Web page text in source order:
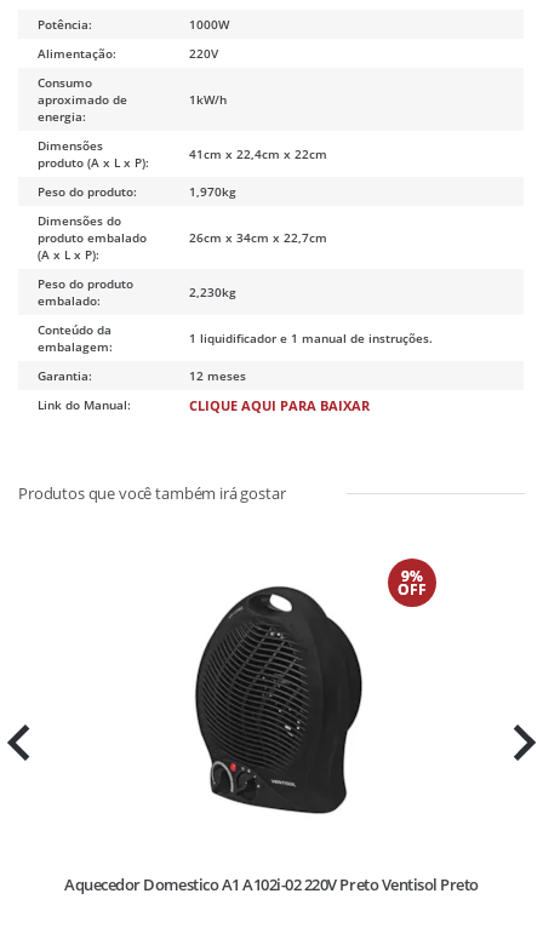
Potência:
1000W
Alimentação:
220V
Consumo
aproximado de
energia:
1kW/h
Dimensões
produto (A x L x P):
41cm x 22,4cm x 22cm
Peso do produto:
1,970kg
Dimensões do
produto embalado
(A x L x P):
26cm x 34cm x 22,7cm
Peso do produto
embalado:
2,230kg
Conteúdo da
embalagem:
1 liquidificador e 1 manual de instruções.
Garantia:
12 meses
Link do Manual:
CLIQUE AQUI PARA BAIXAR
9%
OFF
Aquecedor Domestico A1 A102i-02 220V Preto Ventisol Preto